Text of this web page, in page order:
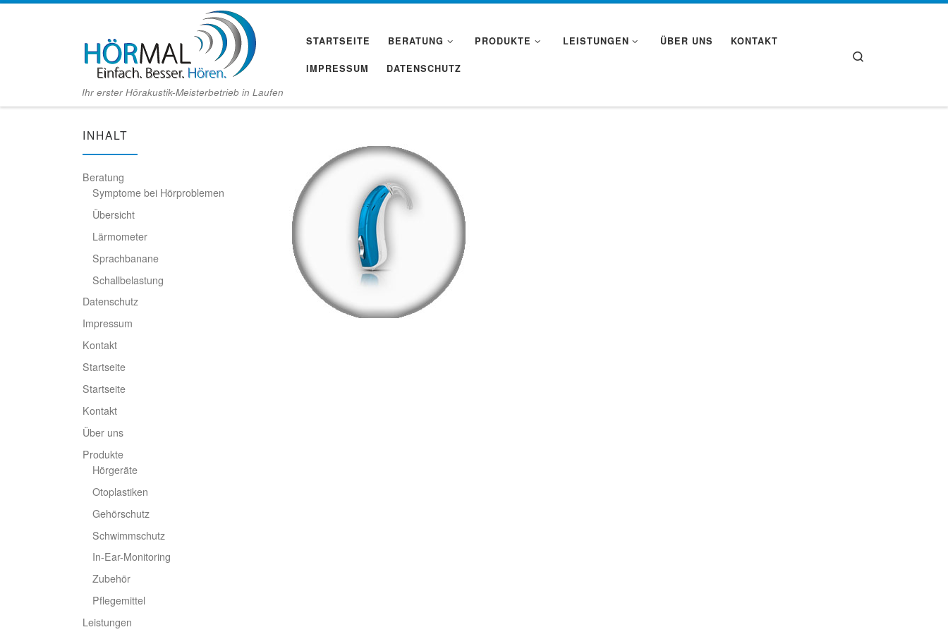
Ihr erster Hörakustik-Meisterbetrieb in Laufen
STARTSEITE BERATUNG PRODUKTE LEISTUNGEN ÜBER UNS KONTAKT
IMPRESSUM DATENSCHUTZ
INHALT
Beratung
Symptome bei Hörproblemen
Übersicht
Lärmometer
Sprachbanane
Schallbelastung
Datenschutz
Impressum
Kontakt
Startseite
Startseite
Kontakt
Über uns
Produkte
Hörgeräte
Otoplastiken
Gehörschutz
Schwimmschutz
In-Ear-Monitoring
Zubehör
Pflegemittel
Leistungen